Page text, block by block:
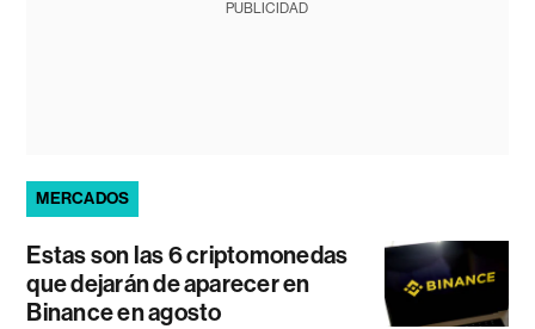
PUBLICIDAD
MERCADOS
Estas son las 6 criptomonedas
que dejarán de aparecer en
Binance en agosto